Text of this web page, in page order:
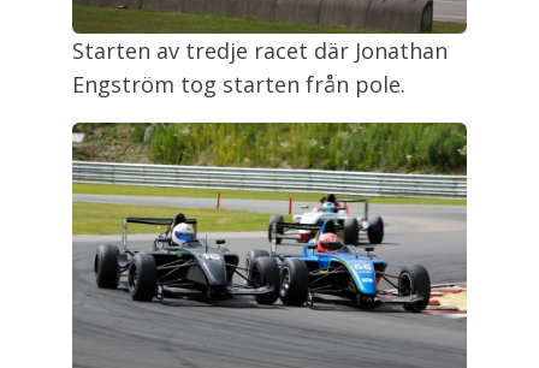
Starten av tredje racet där Jonathan
Engström tog starten från pole.